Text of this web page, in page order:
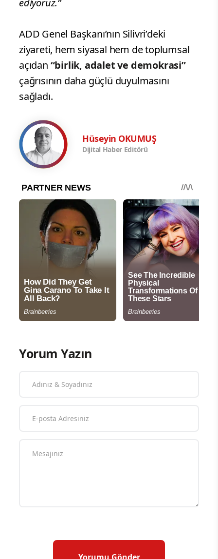
ADD Genel Başkanı’nın Silivri’deki
ziyareti, hem siyasal hem de toplumsal
açıdan “birlik, adalet ve demokrasi”
çağrısının daha güçlü duyulmasını
sağladı.
Hüseyin OKUMUŞ
Dijital Haber Editörü
Yorum Yazın